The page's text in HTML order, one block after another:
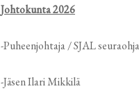
Johtokunta 2026
-Puheenjohtaja / SJAL
-Jäsen Ilari Mikkilä